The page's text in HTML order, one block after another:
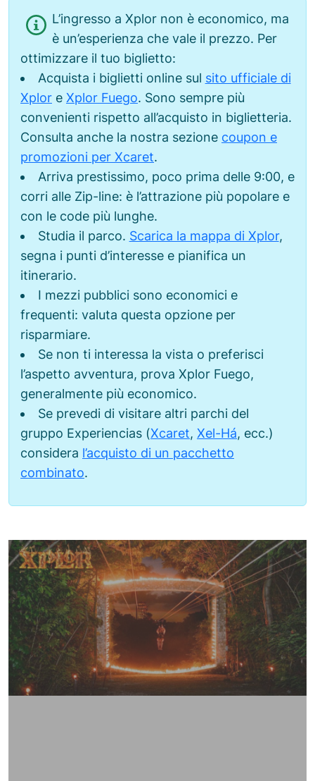
L’ingresso a Xplor non è economico, ma
è un’esperienza che vale il prezzo. Per
ottimizzare il tuo biglietto:
Acquista i biglietti online sul sito ufficiale di
Xplor e Xplor Fuego. Sono sempre più
convenienti rispetto all’acquisto in biglietteria.
Consulta anche la nostra sezione coupon e
promozioni per Xcaret.
Arriva prestissimo, poco prima delle 9:00, e
corri alle Zip-line: è l’attrazione più popolare e
con le code più lunghe.
Studia il parco. Scarica la mappa di Xplor,
segna i punti d’interesse e pianifica un
itinerario.
I mezzi pubblici sono economici e
frequenti: valuta questa opzione per
risparmiare.
Se non ti interessa la vista o preferisci
l’aspetto avventura, prova Xplor Fuego,
generalmente più economico.
Se prevedi di visitare altri parchi del
gruppo Experiencias (Xcaret, Xel-Há, ecc.)
considera l’acquisto di un pacchetto
combinato.